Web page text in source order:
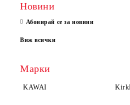
Новини
Абонирай се за новини
Виж всички
Марки
KAWAI